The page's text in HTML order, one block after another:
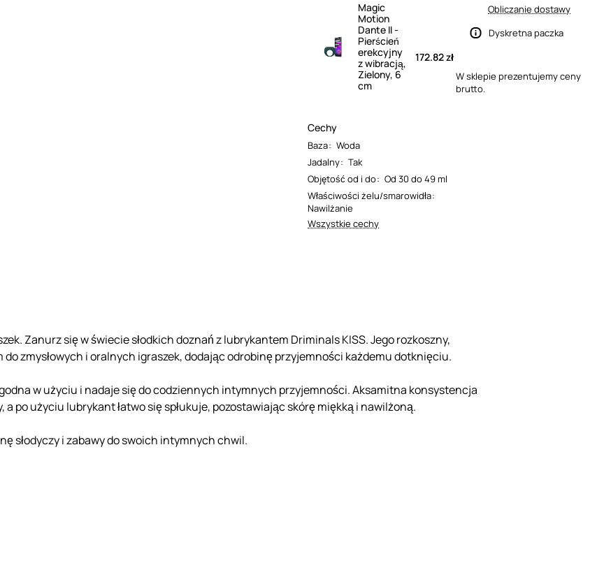
Magic
Motion
Dante II -
Pierścień
erekcyjny
z wibracją,
Zielony, 6
cm
172.82 zł
Cechy
Baza: Woda
Jadalny: Tak
Objętość od i do: Od 30 do 49 ml
Właściwości żelu/smarowidła:
Nawilżanie
Wszystkie cechy
Obliczanie dostawy
Dyskretna paczka
W sklepie prezentujemy ceny
brutto.
Zanurz się w świecie słodkich doznań z lubrykantem Driminals KISS. Jego rozkoszny,
zmysłowych i oralnych igraszek, dodając odrobinę przyjemności każdemu dotknięciu.
w użyciu i nadaje się do codziennych intymnych przyjemności. Aksamitna konsystencja
po użyciu lubrykant łatwo się spłukuje, pozostawiając skórę miękką i nawilżoną.
słodyczy i zabawy do swoich intymnych chwil.